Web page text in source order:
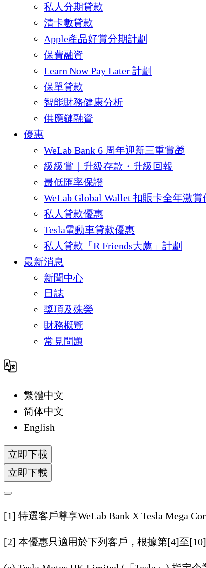
私人分期貸款
清卡數貸款
Apple產品好賞分期計劃
保費融資
Learn Now Pay Later 計劃
保單貸款
智能財務健康分析
供應鏈融資
優惠
WeLab Bank 6 周年迎新三重賞🎁
級級賞｜升級存款・升級回報
最低匯率保證
WeLab Global Wallet 扣賬卡全年激賞
私人貸款優惠
Tesla電動車貸款優惠
私人貸款「R Friends大薦」計劃
最新消息
新聞中心
日誌
獎項及殊榮
財務概覽
常見問題
繁體中文
简体中文
English
立即下載
立即下載
[1] 特選客戶尊享WeLab Bank X Tesla Mega
[2] 本優惠只適用於下列客戶，根據第[4]至